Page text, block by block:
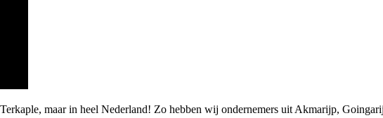
maar in heel Nederland! Zo hebben wij ondernemers uit Akmarijp,